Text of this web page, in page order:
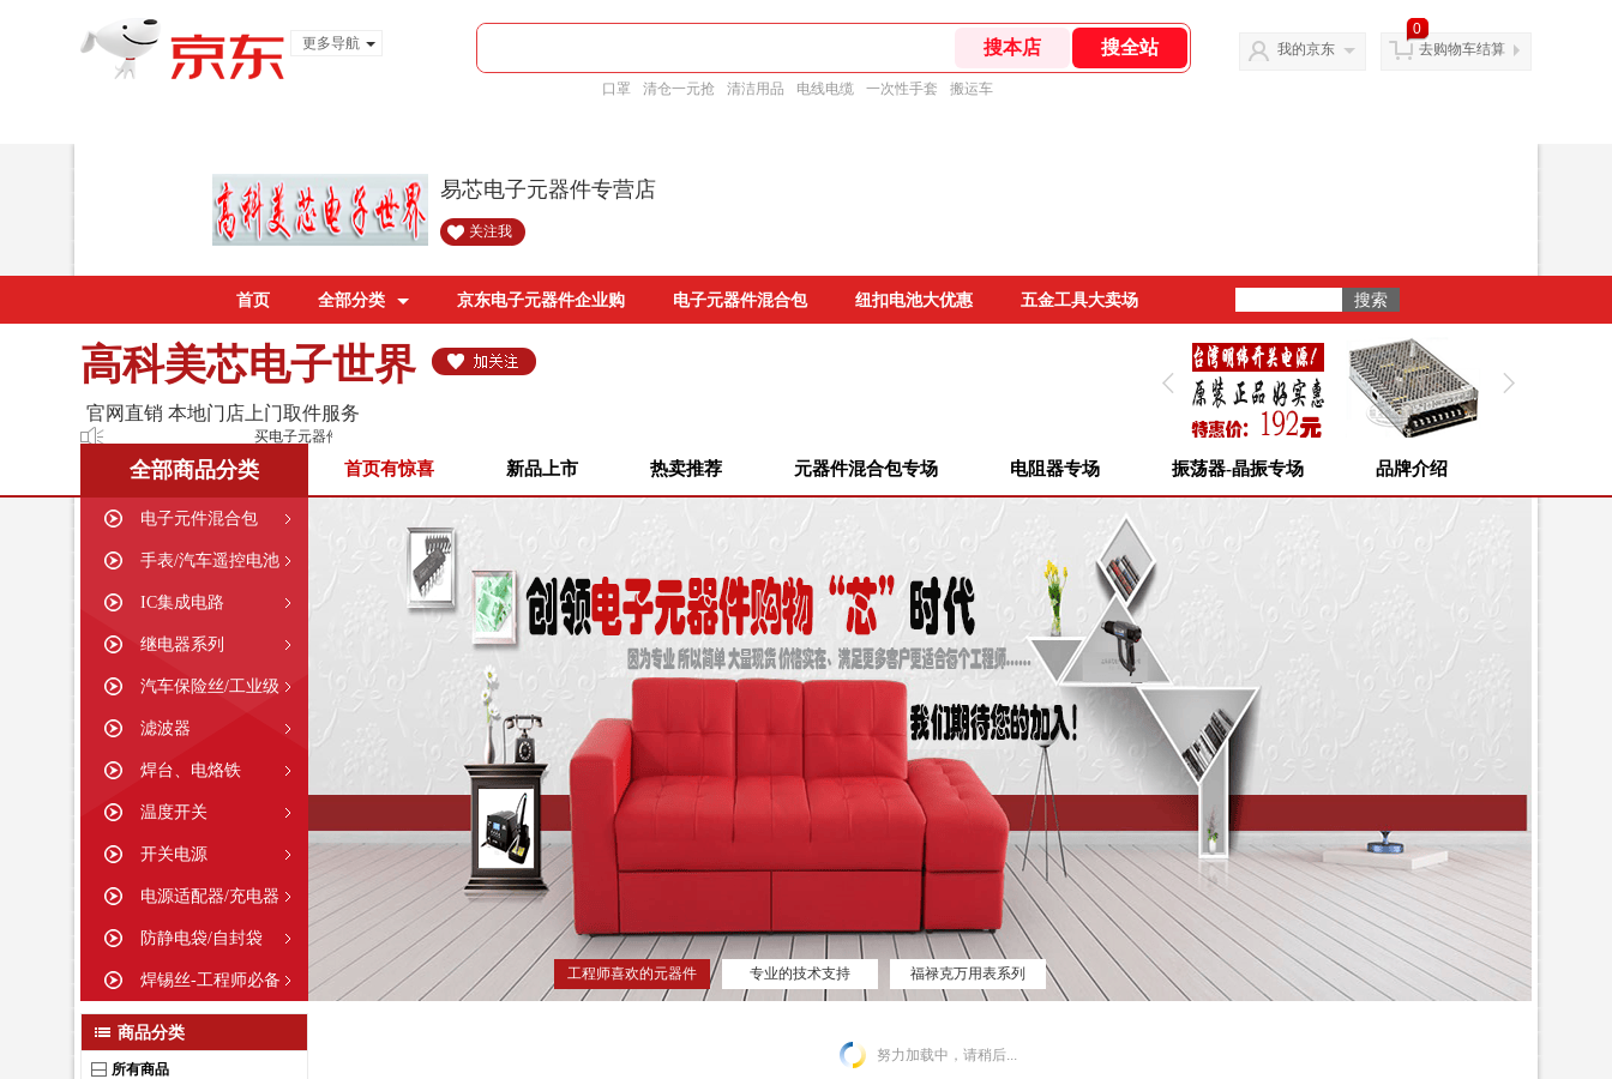
更多导航
口罩 清仓一元抢 清洁用品 电线电缆 一次性手套 搬运车
我的京东
0
去购物车结算
易芯电子元器件专营店
关注我
首页 全部分类 京东电子元器件企业购 电子元器件混合包 纽扣电池大优惠 五金工具大卖场
高科美芯电子世界
官网直销 本地门店上门取件服务
买电子元器件 电脑配件 上美芯就够了！
全部商品分类
电子元件混合包
手表/汽车遥控电池
IC集成电路
继电器系列
汽车保险丝/工业级
滤波器
焊台、电烙铁
温度开关
开关电源
电源适配器/充电器
防静电袋/自封袋
焊锡丝-工程师必备
首页有惊喜 新品上市 热卖推荐 元器件混合包专场 电阻器专场 振荡器-晶振专场 品牌介绍
工程师喜欢的元器件
网站
专业的技术支持 福禄克万用表系列
商品分类
所有商品
努力加载中，请稍后...